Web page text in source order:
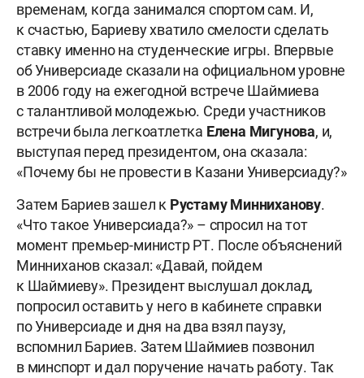
временам, когда занимался спортом сам. И,
к счастью, Бариеву хватило смелости сделать
ставку именно на студенческие игры. Впервые
об Универсиаде сказали на официальном уровне
в 2006 году на ежегодной встрече Шаймиева
с талантливой молодежью. Среди участников
встречи была легкоатлетка Елена Мигунова, и,
выступая перед президентом, она сказала:
«Почему бы не провести в Казани Универсиаду?»
Затем Бариев зашел к Рустаму Минниханову.
«Что такое Универсиада?» – спросил на тот
момент премьер-министр РТ. После объяснений
Минниханов сказал: «Давай, пойдем
к Шаймиеву». Президент выслушал доклад,
попросил оставить у него в кабинете справки
по Универсиаде и дня на два взял паузу,
вспомнил Бариев. Затем Шаймиев позвонил
в минспорт и дал поручение начать работу. Так